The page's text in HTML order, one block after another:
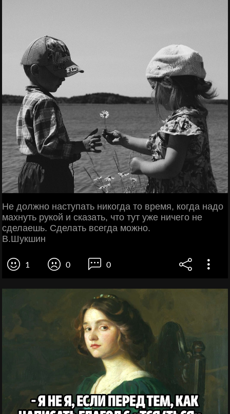
Не должно наступать никогда то время, когда надо
махнуть рукой и сказать, что тут уже ничего не
сделаешь. Сделать всегда можно.
В.Шукшин
1 0 0